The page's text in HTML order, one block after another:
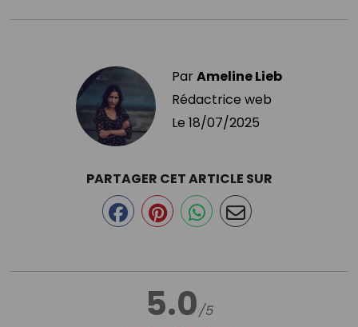
ParAmeline Lieb
Rédactrice web
Le 18/07/2025
5.0/5
PARTAGER CET ARTICLE SUR